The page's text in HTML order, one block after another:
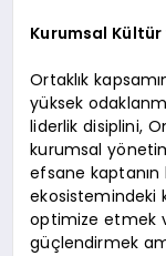
Kurumsal
Ortaklık
yüksek
liderlik disiplini,
kurumsal
efsane
ekosistemindeki
optimize etmek
güçlendirmek